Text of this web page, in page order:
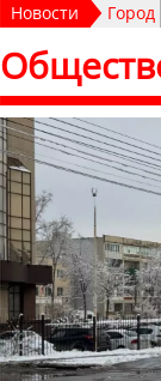
Новости Город